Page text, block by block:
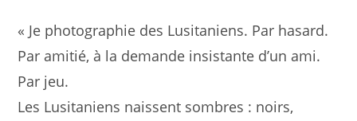
« Je photographie des Lusitaniens. Par hasard.
Par amitié, à la demande insistante d’un ami.
Par jeu.
Les Lusitaniens naissent sombres : noirs,